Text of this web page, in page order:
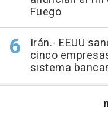
Fuego
Irán.- EEUU
cinco
sistema